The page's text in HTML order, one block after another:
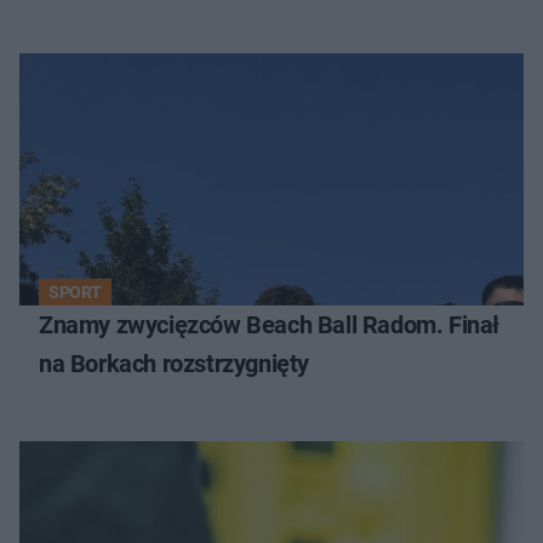
SPORT
Znamy zwycięzców Beach Ball Radom. Finał
na Borkach rozstrzygnięty